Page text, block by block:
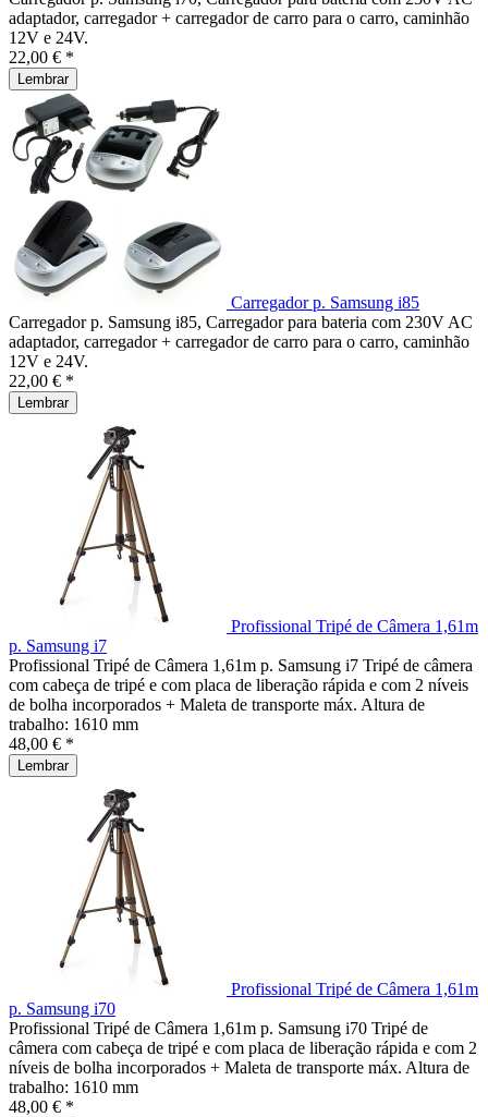
adaptador, carregador + carregador de carro para o carro, caminhão
12V e 24V.
22,00 € *
Lembrar
Carregador p. Samsung i85
Carregador p. Samsung i85, Carregador para bateria com 230V AC
adaptador, carregador + carregador de carro para o carro, caminhão
12V e 24V.
22,00 € *
Lembrar
Profissional Tripé de Câmera 1,61m
p. Samsung i7
Profissional Tripé de Câmera 1,61m p. Samsung i7 Tripé de câmera
com cabeça de tripé e com placa de liberação rápida e com 2 níveis
de bolha incorporados + Maleta de transporte máx. Altura de
trabalho: 1610 mm
48,00 € *
Lembrar
Profissional Tripé de Câmera 1,61m
p. Samsung i70
Profissional Tripé de Câmera 1,61m p. Samsung i70 Tripé de
câmera com cabeça de tripé e com placa de liberação rápida e com 2
níveis de bolha incorporados + Maleta de transporte máx. Altura de
trabalho: 1610 mm
48,00 € *